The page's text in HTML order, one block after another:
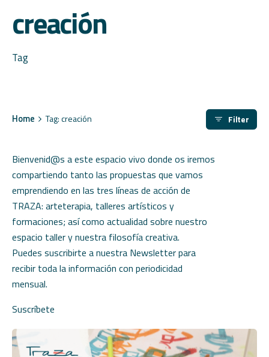
creación
Tag
Home Tag: creación Filter
Bienvenid@s a este espacio vivo donde os iremos
compartiendo tanto las propuestas que vamos
emprendiendo en las tres líneas de acción de
TRAZA: arteterapia, talleres artísticos y
formaciones; así como actualidad sobre nuestro
espacio taller y nuestra filosofía creativa.
Puedes suscribirte a nuestra Newsletter para
recibir toda la información con periodicidad
mensual.
Suscríbete